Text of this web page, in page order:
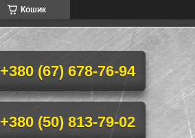
Кошик
+380 (67) 678-76-94
+380 (50) 813-79-02